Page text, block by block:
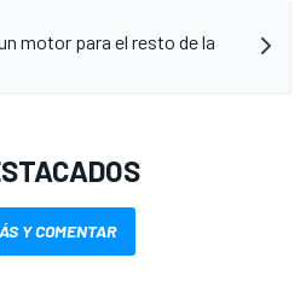
motor para el resto de la
Y COMENTAR